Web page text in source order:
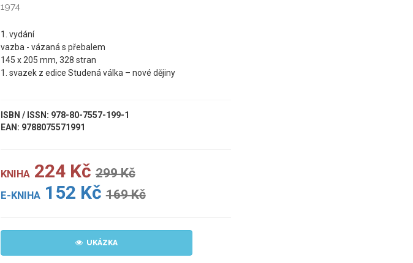
1974
1. vydání
vazba - vázaná s přebalem
145 x 205 mm, 328 stran
1. svazek z edice Studená válka – nové dějiny
ISBN / ISSN: 978-80-7557-199-1
EAN: 9788075571991
KNIHA 224 Kč 299 Kč
E-KNIHA 152 Kč 169 Kč
UKÁZKA